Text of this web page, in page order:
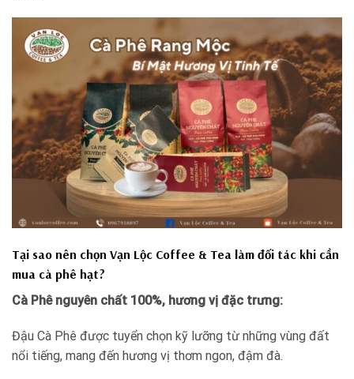
Tại sao nên chọn Vạn Lộc Coffee & Tea làm đối tác khi cần
mua cà phê hạt?
Cà Phê nguyên chất 100%, hương vị đặc trưng:
Đậu Cà Phê được tuyển chọn kỹ lưỡng từ những vùng đất
nổi tiếng, mang đến hương vị thơm ngon, đậm đà.